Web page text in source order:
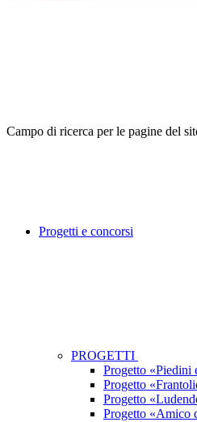
Campo di ricerca per le pagine del
Progetti e concorsi
PROGETTI
Progetto «Piedini
Progetto
Progetto
Progetto «Amico